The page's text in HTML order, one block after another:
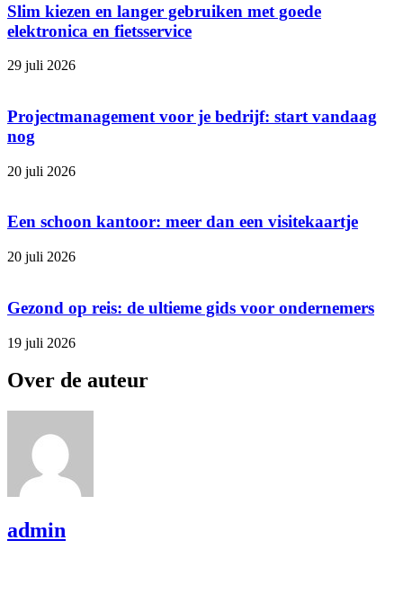
Slim kiezen en langer gebruiken met goede
elektronica en fietsservice
29 juli 2026
Projectmanagement voor je bedrijf: start vandaag
nog
20 juli 2026
Een schoon kantoor: meer dan een visitekaartje
20 juli 2026
Gezond op reis: de ultieme gids voor ondernemers
19 juli 2026
Over de auteur
admin